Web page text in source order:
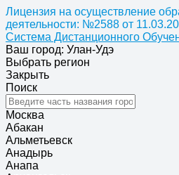
Лицензия на осуществление
деятельности: №2588 от
Система Дистанционного
Ваш город: Улан-Удэ
Выбрать регион
Закрыть
Поиск
Москва
Абакан
Альметьевск
Анадырь
Анапа